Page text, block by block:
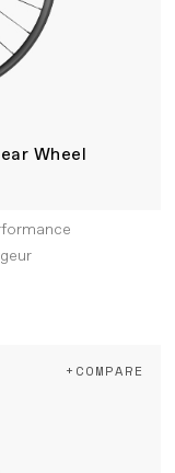
Wheel
+COMPARE